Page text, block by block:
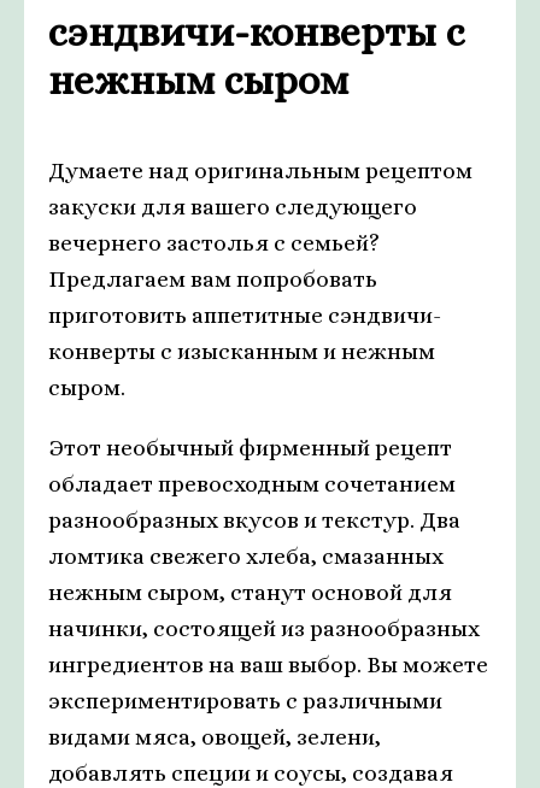
сэндвичи-конверты с
нежным сыром
Думаете над оригинальным рецептом
закуски для вашего следующего
вечернего застолья с семьей?
Предлагаем вам попробовать
приготовить аппетитные сэндвичи-
конверты с изысканным и нежным
сыром.
Этот необычный фирменный рецепт
обладает превосходным сочетанием
разнообразных вкусов и текстур. Два
ломтика свежего хлеба, смазанных
нежным сыром, станут основой для
начинки, состоящей из разнообразных
ингредиентов на ваш выбор. Вы можете
экспериментировать с различными
видами мяса, овощей, зелени,
добавлять специи и соусы, создавая